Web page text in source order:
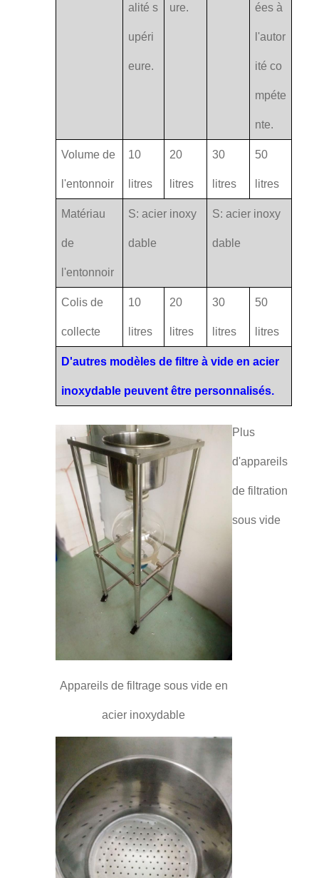
alité s
upéri
eure.
ure. ées à
l'autor
ité co
mpéte
nte.
Volume de
l'entonnoir
10
litres
20
litres
30
litres
50
litres
Matériau
de
l'entonnoir
S: acier inoxy
dable
S: acier inoxy
dable
Colis de
collecte
10
litres
20
litres
30
litres
50
litres
D'autres modèles de filtre à vide en acier
inoxydable peuvent être personnalisés.
Appareils de filtrage sous vide en
acier inoxydable
Plus
d'appareils
de filtration
sous vide